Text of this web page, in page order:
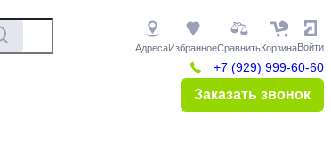
АдресаИзбранноеСравнитьКорзинаВойти
+7 (929) 999-60-60
Заказать звонок